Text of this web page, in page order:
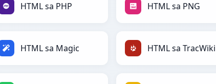
HTML sa PHP HTML sa PNG
HTML sa Magic HTML sa TracWiki